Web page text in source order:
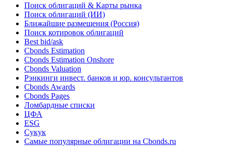
Поиск облигаций & Карты рынка
Поиск облигаций (ИИ)
Ближайшие размещения (Россия)
Поиск котировок облигаций
Best bid/ask
Cbonds Estimation
Cbonds Estimation Onshore
Cbonds Valuation
Рэнкинги инвест. банков и юр. консультантов
Cbonds Awards
Cbonds Pages
Ломбардные списки
ЦФА
ESG
Сукук
Самые популярные облигации на Cbonds.ru